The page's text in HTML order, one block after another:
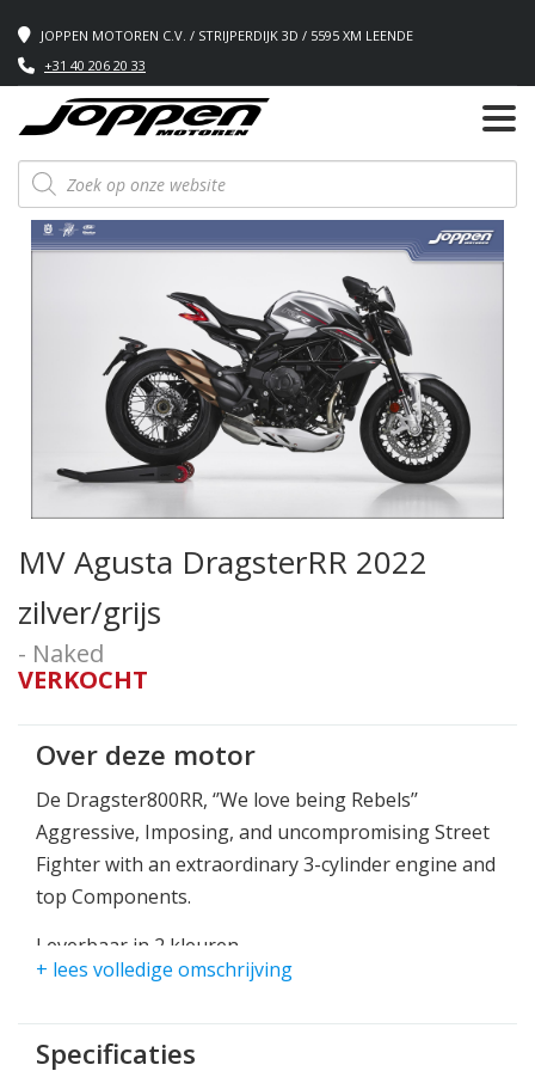
JOPPEN MOTOREN C.V. / STRIJPERDIJK 3D / 5595 XM LEENDE
+31 40 206 20 33
Producten
zoeken
MV Agusta DragsterRR 2022
zilver/grijs
- Naked
VERKOCHT
Over deze motor
De Dragster800RR, ‘’We love being Rebels’’
Aggressive, Imposing, and uncompromising Street
Fighter with an extraordinary 3-cylinder engine and
top Components.
Leverbaar in 2 kleuren
Matt Magnum Silver/Matt Metallic Dark Grey
With the looks of a street fighter, reflecting the
+ lees volledige omschrijving
Specificaties